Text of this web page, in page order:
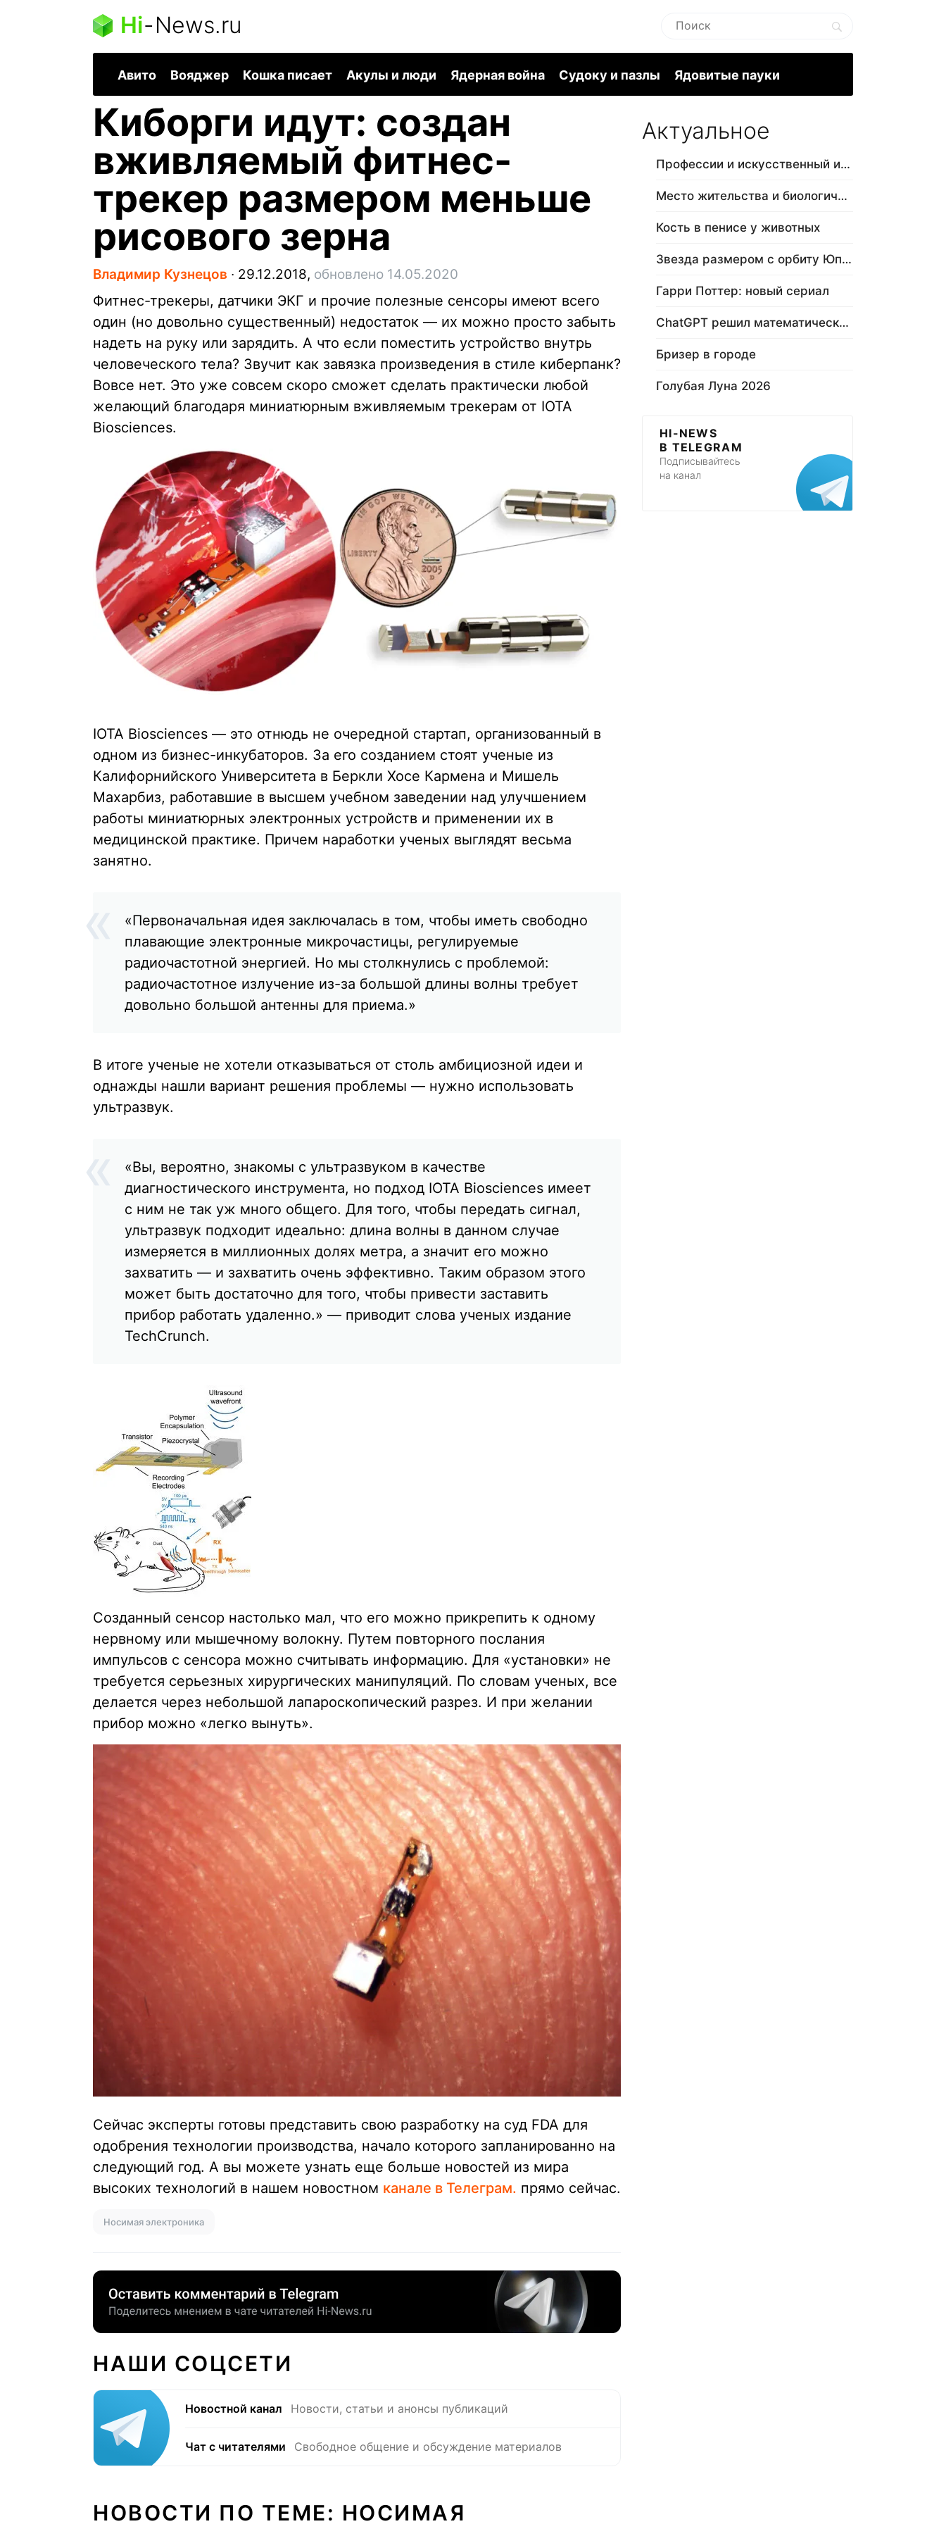
Hi-News.ru
Авито Вояджер Кошка писает Акулы и люди Ядерная война Судоку и пазлы Ядовитые пауки
Киборги идут: создан
вживляемый фитнес-
трекер размером меньше
рисового зерна
Владимир Кузнецов ∙ 29.12.2018, обновлено 14.05.2020
Фитнес-трекеры, датчики ЭКГ и прочие полезные сенсоры имеют всего
один (но довольно существенный) недостаток — их можно просто забыть
надеть на руку или зарядить. А что если поместить устройство внутрь
человеческого тела? Звучит как завязка произведения в стиле киберпанк?
Вовсе нет. Это уже совсем скоро сможет сделать практически любой
желающий благодаря миниатюрным вживляемым трекерам от IOTA
Biosciences.
IOTA Biosciences — это отнюдь не очередной стартап, организованный в
одном из бизнес-инкубаторов. За его созданием стоят ученые из
Калифорнийского Университета в Беркли Хосе Кармена и Мишель
Махарбиз, работавшие в высшем учебном заведении над улучшением
работы миниатюрных электронных устройств и применении их в
медицинской практике. Причем наработки ученых выглядят весьма
занятно.
«Первоначальная идея заключалась в том, чтобы иметь свободно
плавающие электронные микрочастицы, регулируемые
радиочастотной энергией. Но мы столкнулись с проблемой:
радиочастотное излучение из-за большой длины волны требует
довольно большой антенны для приема.»
В итоге ученые не хотели отказываться от столь амбициозной идеи и
однажды нашли вариант решения проблемы — нужно использовать
ультразвук.
«Вы, вероятно, знакомы с ультразвуком в качестве
диагностического инструмента, но подход IOTA Biosciences имеет
с ним не так уж много общего. Для того, чтобы передать сигнал,
ультразвук подходит идеально: длина волны в данном случае
измеряется в миллионных долях метра, а значит его можно
захватить — и захватить очень эффективно. Таким образом этого
может быть достаточно для того, чтобы привести заставить
прибор работать удаленно.» — приводит слова ученых издание
TechCrunch.
Созданный сенсор настолько мал, что его можно прикрепить к одному
нервному или мышечному волокну. Путем повторного послания
импульсов с сенсора можно считывать информацию. Для «установки» не
требуется серьезных хирургических манипуляций. По словам ученых, все
делается через небольшой лапароскопический разрез. И при желании
прибор можно «легко вынуть».
Сейчас эксперты готовы представить свою разработку на суд FDA для
одобрения технологии производства, начало которого запланированно на
следующий год. А вы можете узнать еще больше новостей из мира
высоких технологий в нашем новостном канале в Телеграм. прямо сейчас.
Носимая электроника
НАШИ СОЦСЕТИ
Новостной канал Новости, статьи и анонсы публикаций
Чат с читателями Свободное общение и обсуждение материалов
НОВОСТИ ПО ТЕМЕ: НОСИМАЯ
Актуальное
Профессии и искусственный интеллект
Место жительства и биологический в…
Кость в пенисе у животных
Звезда размером с орбиту Юпитера
Гарри Поттер: новый сериал
ChatGPT решил математическую задачу
Бризер в городе
Голубая Луна 2026
HI-NEWS
В TELEGRAM
Подписывайтесь
на канал